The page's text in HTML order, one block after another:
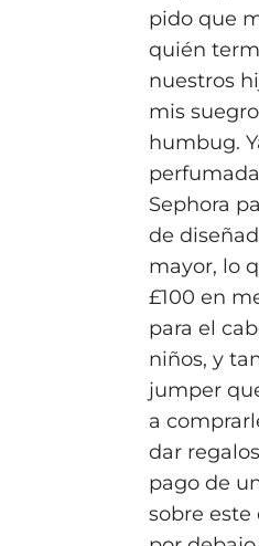
pido que
quién
nuestros
mis
humbug.
Sephora
de
mayor, lo
£100 en
para el
niños, y
jumper
a
dar
pago de
sobre